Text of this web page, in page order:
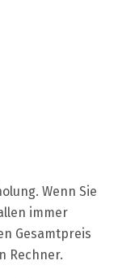
Wenn Sie
immer
Gesamtpreis
Rechner.